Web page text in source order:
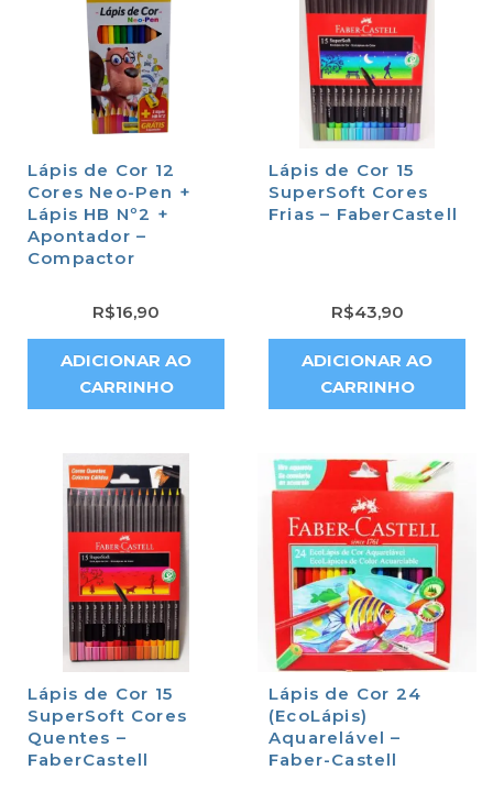
Lápis de Cor 12
Cores Neo-Pen +
Lápis HB Nº2 +
Apontador –
Compactor
R$16,90
ADICIONAR AO
CARRINHO
Lápis de Cor 15
SuperSoft Cores
Frias – FaberCastell
R$43,90
ADICIONAR AO
CARRINHO
Lápis de Cor 15
SuperSoft Cores
Quentes –
FaberCastell
Lápis de Cor 24
(EcoLápis)
Aquarelável –
Faber-Castell